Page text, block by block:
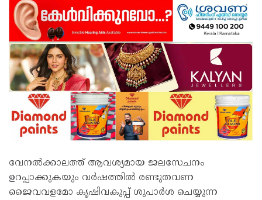
വേനൽക്കാലത്ത് ആവശ്യമായ ജലസേചനം
ഉറപ്പാക്കുകയും വർഷത്തിൽ രണ്ടുതവണ
ജൈവവളമോ കൃഷിവകുപ്പ് ശുപാർശ ചെയ്യുന്ന